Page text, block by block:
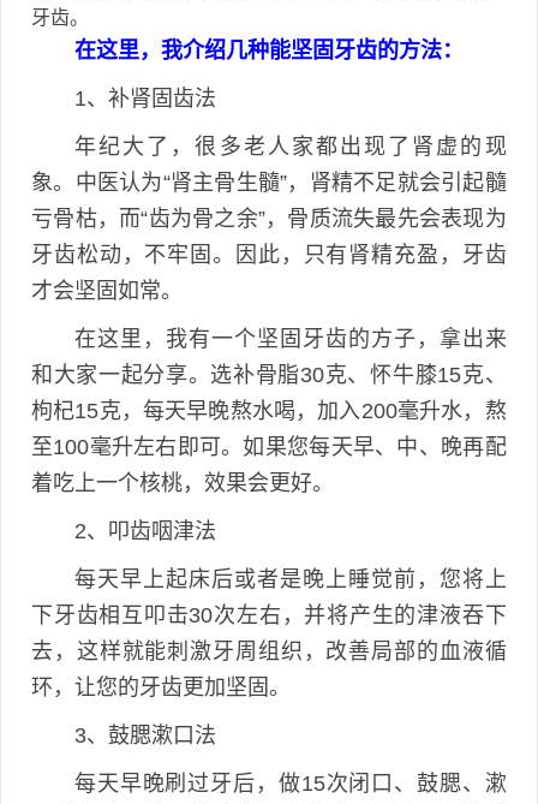
牙齿。
在这里，我介绍几种能坚固牙齿的方法：
1、补肾固齿法
年纪大了，很多老人家都出现了肾虚的现
象。中医认为“肾主骨生髓”，肾精不足就会引起髓
亏骨枯，而“齿为骨之余”，骨质流失最先会表现为
牙齿松动，不牢固。因此，只有肾精充盈，牙齿
才会坚固如常。
在这里，我有一个坚固牙齿的方子，拿出来
和大家一起分享。选补骨脂30克、怀牛膝15克、
枸杞15克，每天早晚熬水喝，加入200毫升水，熬
至100毫升左右即可。如果您每天早、中、晚再配
着吃上一个核桃，效果会更好。
2、叩齿咽津法
每天早上起床后或者是晚上睡觉前，您将上
下牙齿相互叩击30次左右，并将产生的津液吞下
去，这样就能刺激牙周组织，改善局部的血液循
环，让您的牙齿更加坚固。
3、鼓腮漱口法
每天早晚刷过牙后，做15次闭口、鼓腮、漱